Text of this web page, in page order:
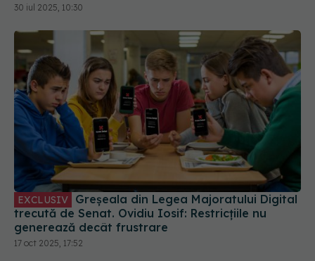
30 iul 2025, 10:30
EXCLUSIV
trecută de Senat. Ovidiu Iosif: Restricțiile nu
generează decât frustrare
17 oct 2025, 17:52